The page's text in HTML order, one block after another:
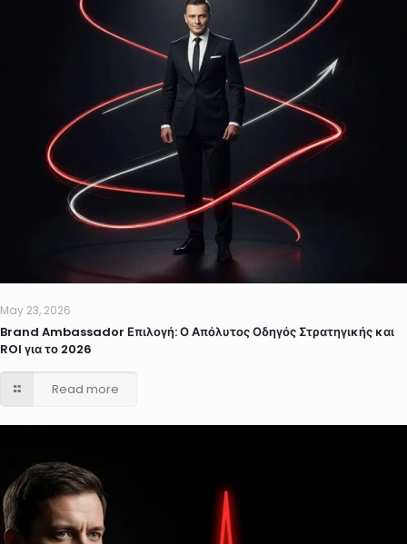
May 23, 2026
Brand Ambassador Επιλογή: Ο Απόλυτος Οδηγός Στρατηγικής και
ROI για το 2026
Read more